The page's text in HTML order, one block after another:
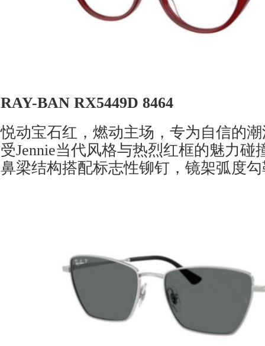
RAY-BAN RX5449D 8464
悦动宝石红，燃动主场，专为自信的
受Jennie当代风格与热烈红框的魅力碰
鼻梁结构搭配标志性铆钉，镜架弧度